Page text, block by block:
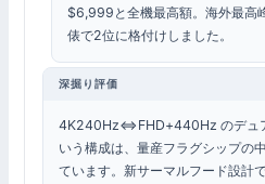
$6,999と全機最高額。海外最高
俵で2位に格付けしました。
深掘り評価
4K240Hz⇔FHD+440Hz のデュ
いう構成は、量産フラグシップの
ています。新サーマルフード設計